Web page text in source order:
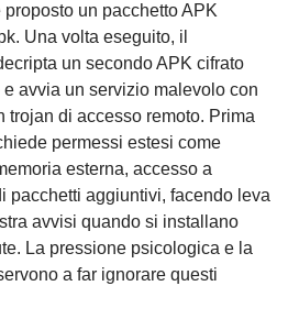
un pacchetto APK
Una volta eseguito, il
un secondo APK cifrato
avvia un servizio malevolo con
trojan di accesso remoto. Prima
permessi estesi come
esterna, accesso a
pacchetti aggiuntivi, facendo leva
avvisi quando si installano
La pressione psicologica e la
a far ignorare questi